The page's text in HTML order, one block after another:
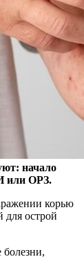
начало
или ОРЗ.
корью
для острой